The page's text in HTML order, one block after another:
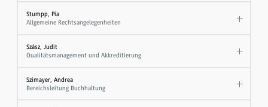
Stumpp, Pia
Allgemeine Rechtsangelegenheiten
Szász, Judit
Qualitätsmanagement und Akkreditierung
Szimayer, Andrea
Bereichsleitung Buchhaltung